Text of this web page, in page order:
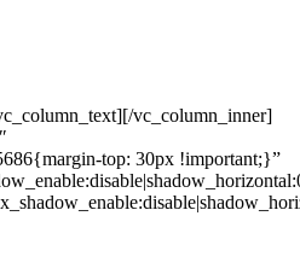
vc_column_inner]
top: 30px !important;}”